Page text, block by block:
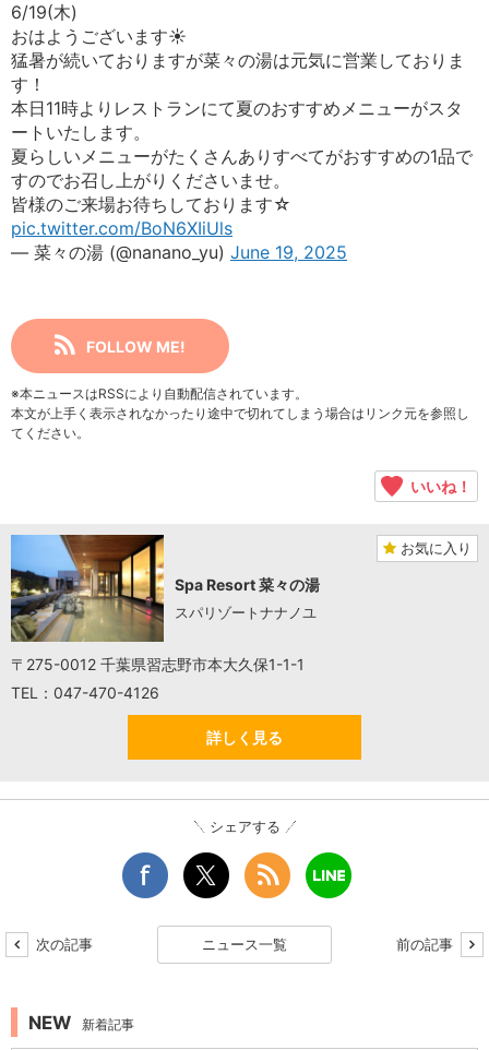
6/19(木)
おはようございます☀
猛暑が続いておりますが菜々の湯は元気に営業しておりま
す！
本日11時よりレストランにて夏のおすすめメニューがスタ
ートいたします。
夏らしいメニューがたくさんありすべてがおすすめの1品で
すのでお召し上がりくださいませ。
皆様のご来場お待ちしております☆
pic.twitter.com/BoN6XIiUls
— 菜々の湯 (@nanano_yu) June 19, 2025
FOLLOW ME!
※本ニュースはRSSにより自動配信されています。
本文が上手く表示されなかったり途中で切れてしまう場合はリンク元を参照し
てください。
いいね！
お気に入り
Spa Resort 菜々の湯
スパリゾートナナノユ
〒275-0012 千葉県習志野市本大久保1-1-1
TEL：047-470-4126
詳しく見る
シェアする
次の記事 ニュース一覧 前の記事
NEW 新着記事